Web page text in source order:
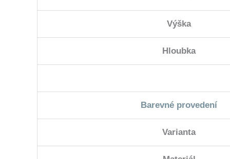
Výška
Hloubka
Barevné provedení
Varianta